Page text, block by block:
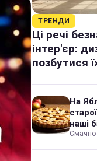
ТРЕНДИ
Ці речі
інтер'єр:
позбутися
На
наші
Смачно